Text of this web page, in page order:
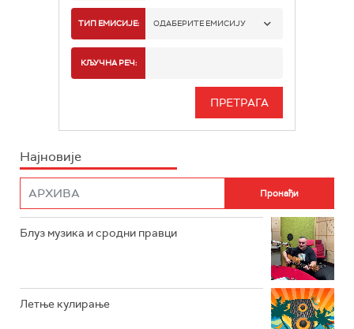
РАДИО БЕОГРАД 1
РАДИО БЕОГРАД 3
РАДИО РОКЕНРОЛЕР
ТИП ЕМИСИЈЕ: ОДАБЕРИТЕ ЕМИСИЈУ
ИНФО
КЉУЧНА РЕЧ:
Најновије
Блуз музика и сродни правци
Летње кулирање